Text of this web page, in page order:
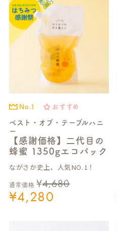
No.1 おすすめ
ベスト・オブ・テーブルハニ
ー
【感謝価格】二代目の
蜂蜜 1350gエコパック
ながさか史上、人気NO.1！
通常価格 ¥4,680
¥4,280